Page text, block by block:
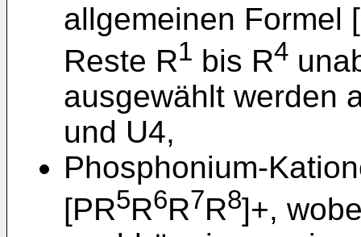
allgemeinen Formel
Reste R1 bis R4
ausgewählt werden
und U4,
Phosphonium-
[PR5R6R7R8]+,